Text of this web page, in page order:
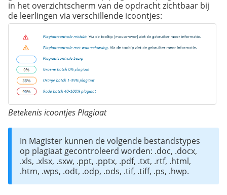
in het overzichtscherm van de opdracht zichtbaar bij
de leerlingen via verschillende icoontjes:
Betekenis icoontjes Plagiaat
In Magister kunnen de volgende bestandstypes
op plagiaat gecontroleerd worden: .doc, .docx,
.xls, .xlsx, .sxw, .ppt, .pptx, .pdf, .txt, .rtf, .html,
.htm, .wps, .odt, .odp, .ods, .tif, .tiff, .ps, .hwp.